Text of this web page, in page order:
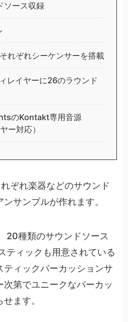
ソース収録
れぞれシーケンサーを搭載
レイヤーに26のラウンド
のKontakt専用音源
ー対応）
ぞれ楽器などのサウンド
サンブルが作れます。
20種類のサウンドソース
ティックも用意されている
ティックパーカッションサ
次第でユニークなパーカッ
ます。